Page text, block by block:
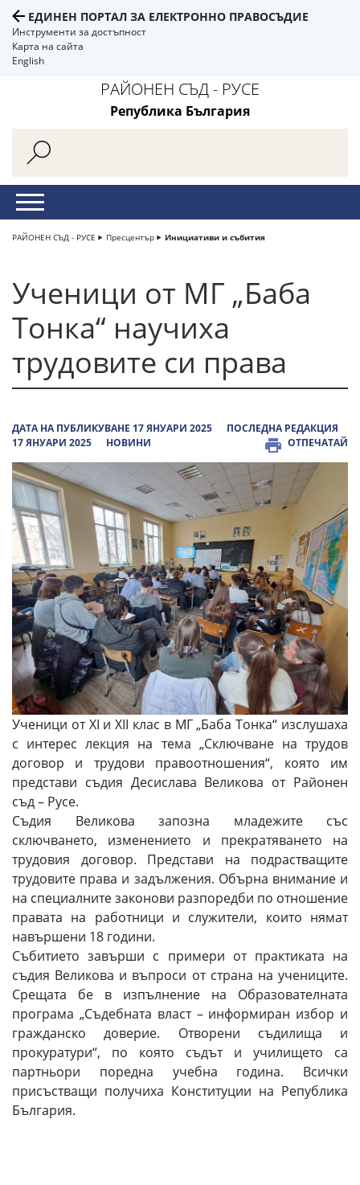
ЕДИНЕН ПОРТАЛ ЗА ЕЛЕКТРОННО ПРАВОСЪДИЕ
Инструменти за достъпност
Карта на сайта
English
РАЙОНЕН СЪД - РУСЕ
Република България
РАЙОНЕН СЪД - РУСЕ Пресцентър Инициативи и събития
Ученици от МГ „Баба
Тонка“ научиха
трудовите си права
ДАТА НА ПУБЛИКУВАНЕ 17 ЯНУАРИ 2025
ПОСЛЕДНА РЕДАКЦИЯ
17 ЯНУАРИ 2025
НОВИНИ ОТПЕЧАТАЙ
Ученици от ХІ и ХІІ клас в МГ „Баба Тонка“ изслушаха
с интерес лекция на тема „Сключване на трудов
договор и трудови правоотношения“, която им
представи съдия Десислава Великова от Районен
съд – Русе.
Съдия Великова запозна младежите със
сключването, изменението и прекратяването на
трудовия договор. Представи на подрастващите
трудовите права и задължения. Обърна внимание и
на специалните законови разпоредби по отношение
правата на работници и служители, които нямат
навършени 18 години.
Събитието завърши с примери от практиката на
съдия Великова и въпроси от страна на учениците.
Срещата бе в изпълнение на Образователната
програма „Съдебната власт – информиран избор и
гражданско доверие. Отворени съдилища и
прокуратури“, по която съдът и училището са
партньори поредна учебна година. Всички
присъстващи получиха Конституции на Република
България.